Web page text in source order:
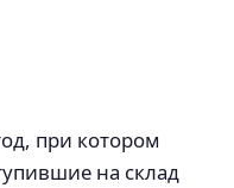
при котором
на склад